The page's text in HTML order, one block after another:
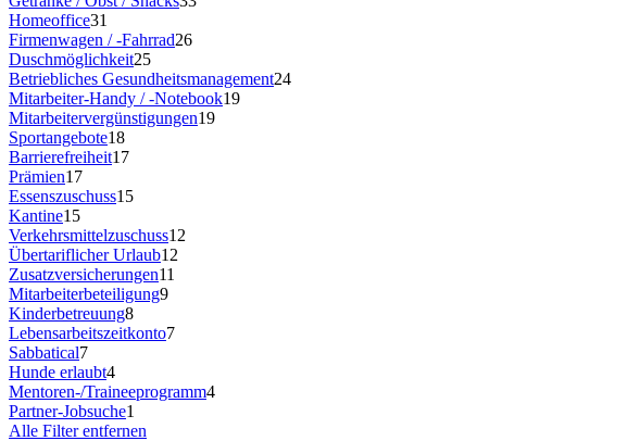
Homeoffice31
Firmenwagen / -Fahrrad26
Duschmöglichkeit25
Betriebliches Gesundheitsmanagement24
Mitarbeiter-Handy / -Notebook19
Mitarbeitervergünstigungen19
Sportangebote18
Barrierefreiheit17
Prämien17
Essenszuschuss15
Kantine15
Verkehrsmittelzuschuss12
Übertariflicher Urlaub12
Zusatzversicherungen11
Mitarbeiterbeteiligung9
Kinderbetreuung8
Lebensarbeitszeitkonto7
Sabbatical7
Hunde erlaubt4
Mentoren-/Traineeprogramm4
Partner-Jobsuche1
Alle Filter entfernen